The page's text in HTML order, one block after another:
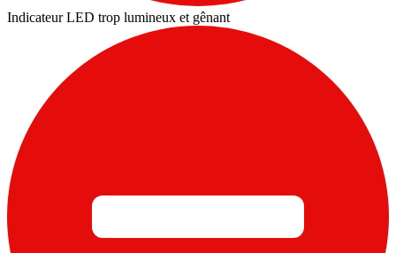
Indicateur LED trop lumineux et gênant